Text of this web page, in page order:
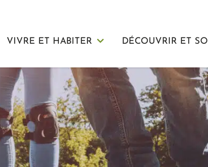
VIVRE ET HABITER DÉCOUVRIR ET